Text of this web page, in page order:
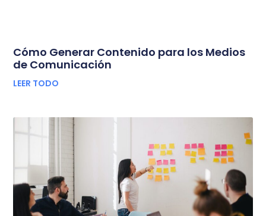
Cómo Generar Contenido para los Medios
de Comunicación
LEER TODO